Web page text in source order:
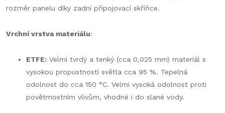
rozměr panelu díky zadní připojovací skříňce.
Vrchní vrstva materiálu:
ETFE: Velmi tvrdý a tenký (cca 0,025 mm) materiál s
vysokou propustností světla cca 95 %. Tepelná
odolnost do cca 150 °C. Velmi vysoká odolnost proti
povětrnostním vlivům, vhodné i do slané vody.